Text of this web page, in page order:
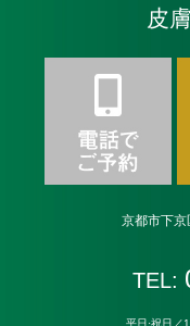
皮
京都市下
TEL:
平日·祝日